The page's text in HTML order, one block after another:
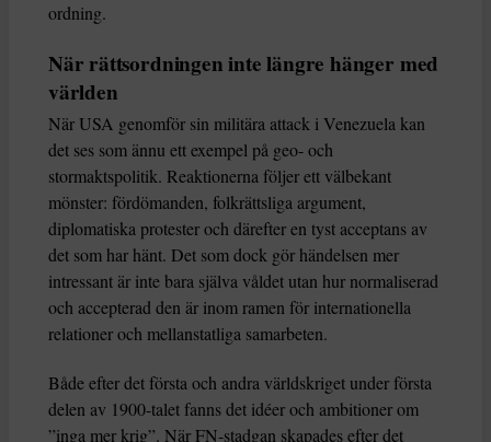
ordning.
När rättsordningen inte längre hänger med
världen
När USA genomför sin militära attack i Venezuela kan
det ses som ännu ett exempel på geo- och
stormaktspolitik. Reaktionerna följer ett välbekant
mönster: fördömanden, folkrättsliga argument,
diplomatiska protester och därefter en tyst acceptans av
det som har hänt. Det som dock gör händelsen mer
intressant är inte bara själva våldet utan hur normaliserad
och accepterad den är inom ramen för internationella
relationer och mellanstatliga samarbeten.
Både efter det första och andra världskriget under första
delen av 1900-talet fanns det idéer och ambitioner om
”inga mer krig”. När FN-stadgan skapades efter det